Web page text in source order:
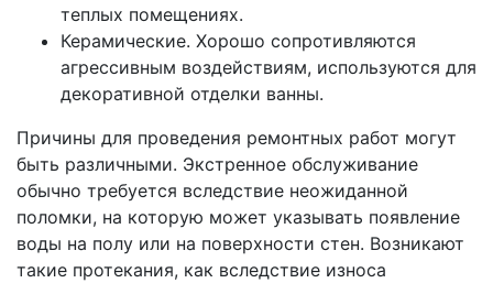
теплых помещениях.
Керамические. Хорошо сопротивляются
агрессивным воздействиям, используются для
декоративной отделки ванны.
Причины для проведения ремонтных работ могут
быть различными. Экстренное обслуживание
обычно требуется вследствие неожиданной
поломки, на которую может указывать появление
воды на полу или на поверхности стен. Возникают
такие протекания, как вследствие износа